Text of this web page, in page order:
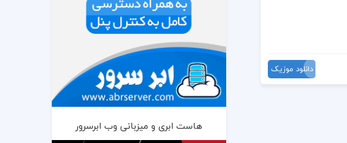
دانلود موزیک
هاست ابری و میزبانی وب ابرسرور